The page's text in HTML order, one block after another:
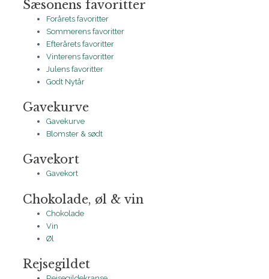
Sæsonens favoritter
Forårets favoritter
Sommerens favoritter
Efterårets favoritter
Vinterens favoritter
Julens favoritter
Godt Nytår
Gavekurve
Gavekurve
Blomster & sødt
Gavekort
Gavekort
Chokolade, øl & vin
Chokolade
Vin
Øl
Rejsegildet